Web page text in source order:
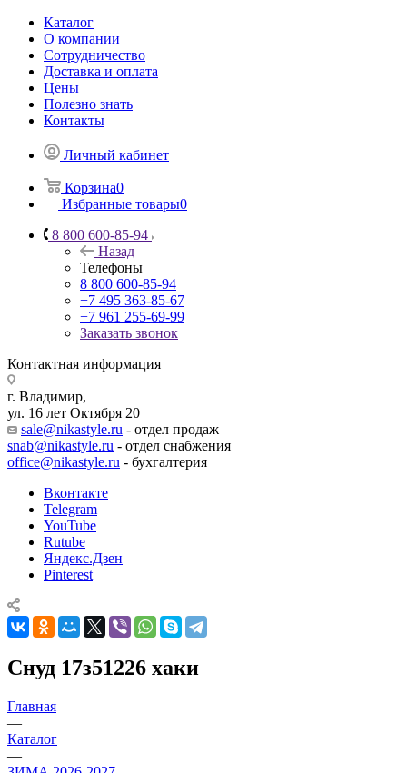
Каталог
О компании
Сотрудничество
Доставка и оплата
Цены
Полезно знать
Контакты
Личный кабинет
Корзина0
Избранные товары0
8 800 600-85-94
Назад
Телефоны
8 800 600-85-94
+7 495 363-85-67
+7 961 255-69-99
Заказать звонок
Контактная информация
г. Владимир,
ул. 16 лет Октября 20
sale@nikastyle.ru - отдел продаж
snab@nikastyle.ru - отдел снабжения
office@nikastyle.ru - бухгалтерия
Вконтакте
Telegram
YouTube
Rutube
Яндекс.Дзен
Pinterest
Снуд 17з51226 хаки
Главная
—
Каталог
—